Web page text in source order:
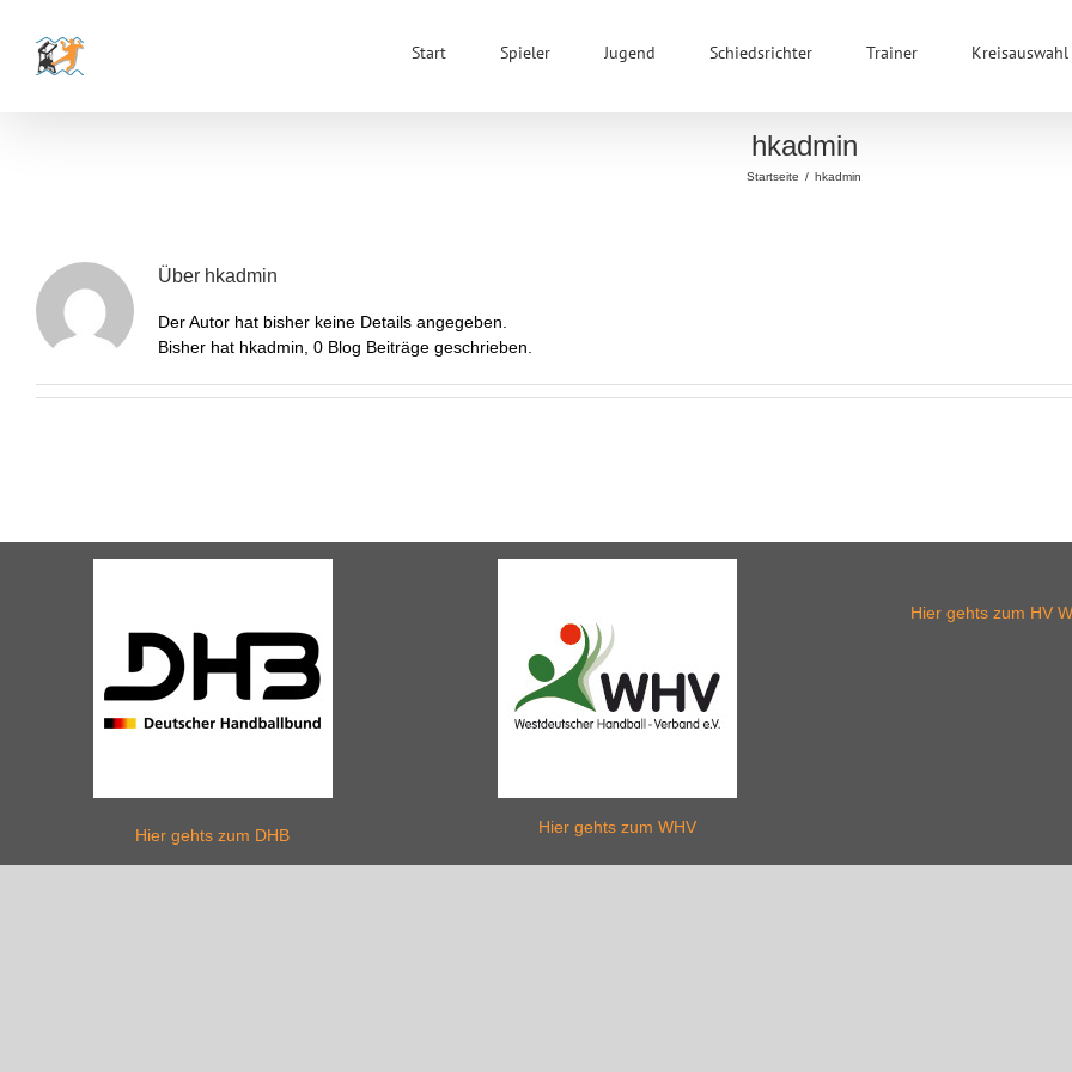
Inhalt
springen
Start Spieler Jugend Schiedsrichter Trainer Kreisauswahl
hkadmin
Startseite / hkadmin
Über hkadmin
Der Autor hat bisher keine Details angegeben.
Bisher hat hkadmin, 0 Blog Beiträge geschrieben.
Hier gehts zum DHB Hier gehts zum WHV
Hier gehts zum HV